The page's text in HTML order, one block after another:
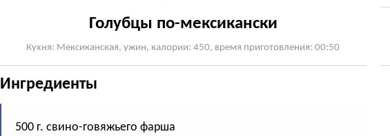
Голубцы по-мексикански
Кухня: Мексиканская, ужин, калории: 450, время приготовления: 00:50
Ингредиенты
500 г. свино-говяжьего фарша